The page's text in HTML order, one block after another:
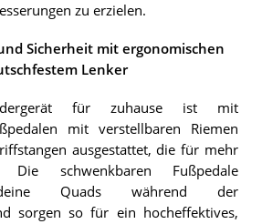
zu erzielen.
Sicherheit mit ergonomischen
Lenker
für zuhause ist mit
mit verstellbaren Riemen
ausgestattet, die für mehr
Die schwenkbaren Fußpedale
deine Quads während der
sorgen so für ein hocheffektives,